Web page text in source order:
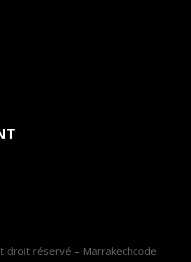
droit réservé – Marrakechcode